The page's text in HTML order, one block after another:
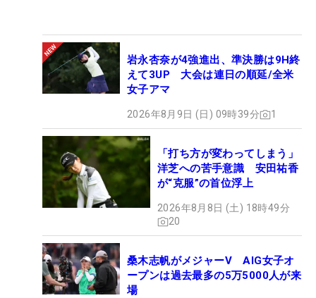
岩永杏奈が4強進出、準決勝は9H終
えて3UP 大会は連日の順延/全米
女子アマ
2026年8月9日 (日) 09時39分 1
「打ち方が変わってしまう」
洋芝への苦手意識 安田祐香
が“克服”の首位浮上
2026年8月8日 (土) 18時49分
20
桑木志帆がメジャーV AIG女子オ
ープンは過去最多の5万5000人が来
場